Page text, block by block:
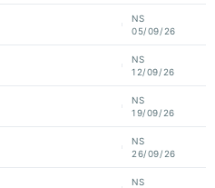
NS
05/09/26
NS
12/09/26
NS
19/09/26
NS
26/09/26
NS